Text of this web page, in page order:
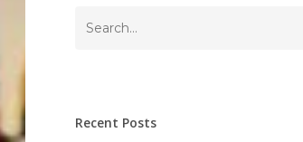
Recent Posts